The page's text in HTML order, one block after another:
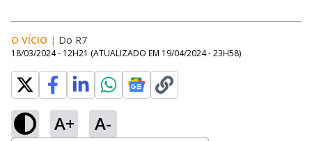
O VÍCIO | Do R7
18/03/2024 - 12H21 (ATUALIZADO EM 19/04/2024 - 23H58)
A+ A-